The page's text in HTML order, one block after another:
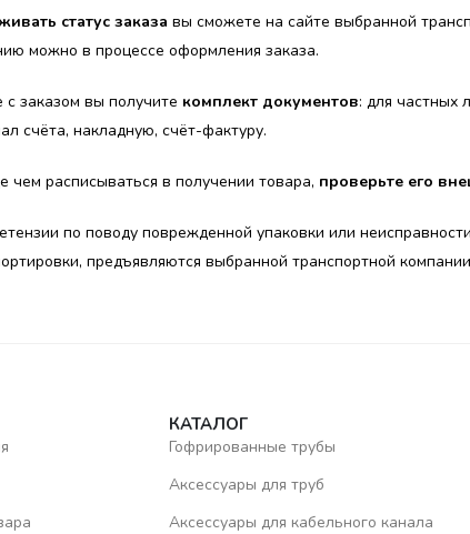
статус заказа вы сможете на сайте выбранной
можно в процессе оформления заказа.
с заказом вы получите комплект документов: для частных
счёта, накладную, счёт-фактуру.
чем расписываться в получении товара, проверьте его
по поводу поврежденной упаковки или
предъявляются выбранной транспортной
КАТАЛОГ
Гофрированные трубы
Аксессуары для труб
Аксессуары для кабельного канала